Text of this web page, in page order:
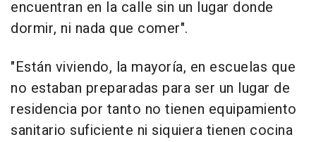
encuentran en la calle sin un lugar donde
dormir, ni nada que comer".
"Están viviendo, la mayoría, en escuelas que
no estaban preparadas para ser un lugar de
residencia por tanto no tienen equipamiento
sanitario suficiente ni siquiera tienen cocina